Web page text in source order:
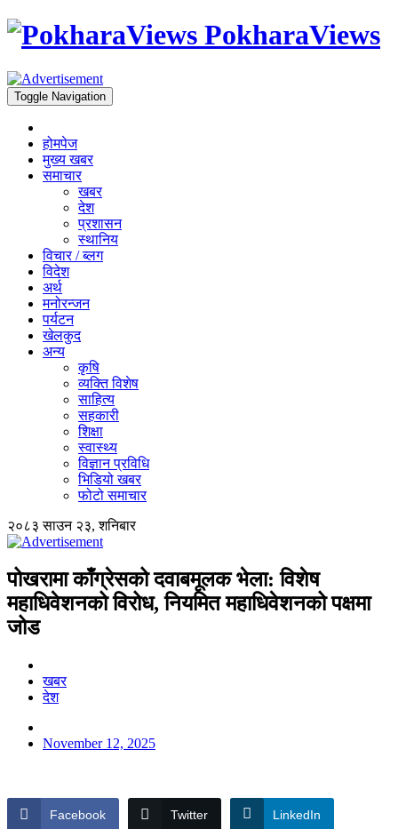
PokharaViews
Toggle Navigation
होमपेज
मुख्य खबर
समाचार
खबर
देश
प्रशासन
स्थानिय
विचार / ब्लग
विदेश
अर्थ
मनोरन्जन
पर्यटन
खेलकुद
अन्य
कृषि
व्यक्ति विशेष
साहित्य
सहकारी
शिक्षा
स्वास्थ्य
विज्ञान प्रविधि
भिडियो खबर
फोटो समाचार
२०८३ साउन २३, शनिबार
पोखरामा काँग्रेसको दवाबमूलक भेला: विशेष
महाधिवेशनको विरोध, नियमित महाधिवेशनको पक्षमा
जोड
खबर
देश
November 12, 2025
Facebook Twitter LinkedIn